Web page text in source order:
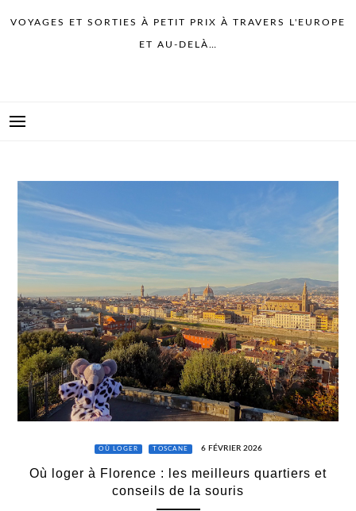
VOYAGES ET SORTIES À PETIT PRIX À TRAVERS L'EUROPE
ET AU-DELÀ…
OÙ LOGER TOSCANE 6 FÉVRIER 2026
Où loger à Florence : les meilleurs quartiers et
conseils de la souris